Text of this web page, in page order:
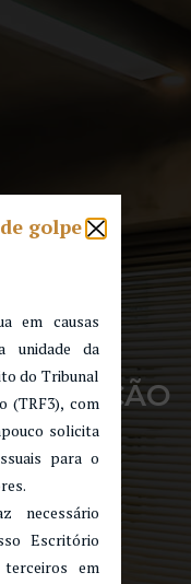
EM
golpe
em causas
unidade da
do Tribunal
(TRF3), com
solicita
para o
necessário
Escritório
em